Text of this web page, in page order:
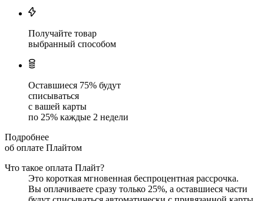
Получайте товар
выбранный способом
Оставшиеся 75% будут
списываться
с вашей карты
по 25% каждые 2 недели
Подробнее
об оплате Плайтом
Что такое оплата Плайт?
Это короткая мгновенная беспроцентная рассрочка.
Вы оплачиваете сразу только 25%, а оставшиеся части